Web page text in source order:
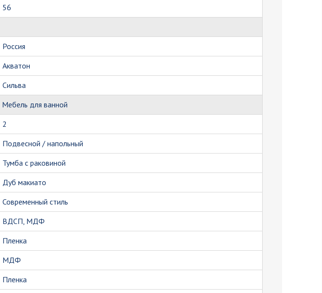
56
Россия
Акватон
Сильва
Мебель для ванной
2
Подвесной / напольный
Тумба с раковиной
Дуб макиато
Современный стиль
ВДСП, МДФ
Пленка
МДФ
Пленка